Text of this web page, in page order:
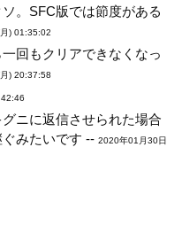
。SFC版では節度がある
) 01:35:02
回もクリアできなくなっ
) 20:37:58
ニに返信させられた場合
ぐみたいです --2020年01月30日